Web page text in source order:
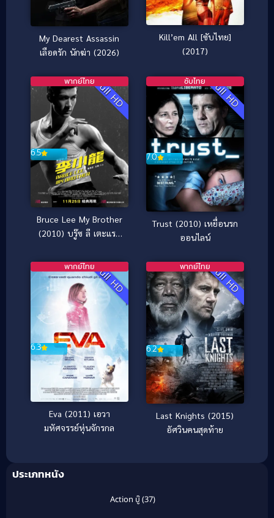
My Dearest Assassin
เลือดรัก นักฆ่า (2026)
Kill’em All [ซับไทย]
(2017)
Full HD
6.5
พากย์ไทย
Bruce Lee My Brother
(2010) บรู๊ซ ลี เตะแรก
Full HD
7.0
ซับไทย
Trust (2010) เหยื่อนรก
ออนไลน์
Full HD
6.3
พากย์ไทย
Eva (2011) เอวา
มหัศจรรย์หุ่นจักรกล
Full HD
6.2
พากย์ไทย
Last Knights (2015)
อัศวินคนสุดท้าย
ประเภทหนัง
Action บู๊(37)